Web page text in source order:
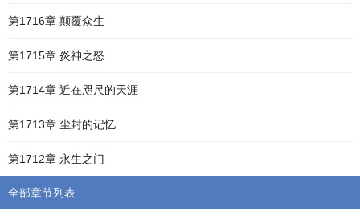
第1716章 颠覆众生
第1715章 炎神之怒
第1714章 近在咫尺的天涯
第1713章 尘封的记忆
第1712章 永生之门
全部章节列表